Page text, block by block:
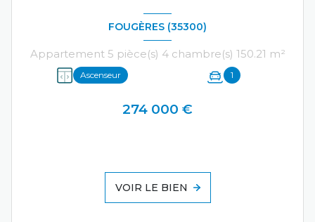
FOUGÈRES (35300)
Appartement 5 pièce(s) 4 chambre(s) 150.21 m²
Ascenseur 1
274 000 €
VOIR LE BIEN